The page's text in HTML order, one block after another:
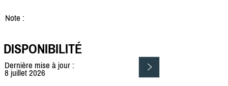
Note :
DISPONIBILITÉ
Dernière mise à jour :
8 juillet 2026